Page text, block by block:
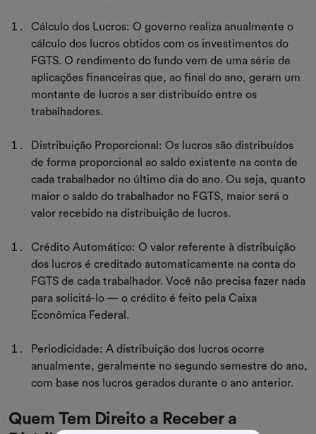
Cálculo dos Lucros: O governo realiza anualmente o
cálculo dos lucros obtidos com os investimentos do
FGTS. O rendimento do fundo vem de uma série de
aplicações financeiras que, ao final do ano, geram um
montante de lucros a ser distribuído entre os
trabalhadores.
Distribuição Proporcional: Os lucros são distribuídos
de forma proporcional ao saldo existente na conta de
cada trabalhador no último dia do ano. Ou seja, quanto
maior o saldo do trabalhador no FGTS, maior será o
valor recebido na distribuição de lucros.
Crédito Automático: O valor referente à distribuição
dos lucros é creditado automaticamente na conta do
FGTS de cada trabalhador. Você não precisa fazer nada
para solicitá-lo — o crédito é feito pela Caixa
Econômica Federal.
Periodicidade: A distribuição dos lucros ocorre
anualmente, geralmente no segundo semestre do ano,
com base nos lucros gerados durante o ano anterior.
Quem Tem Direito a Receber a